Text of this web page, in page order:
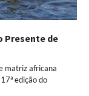
Presente de
matriz africana
edição do